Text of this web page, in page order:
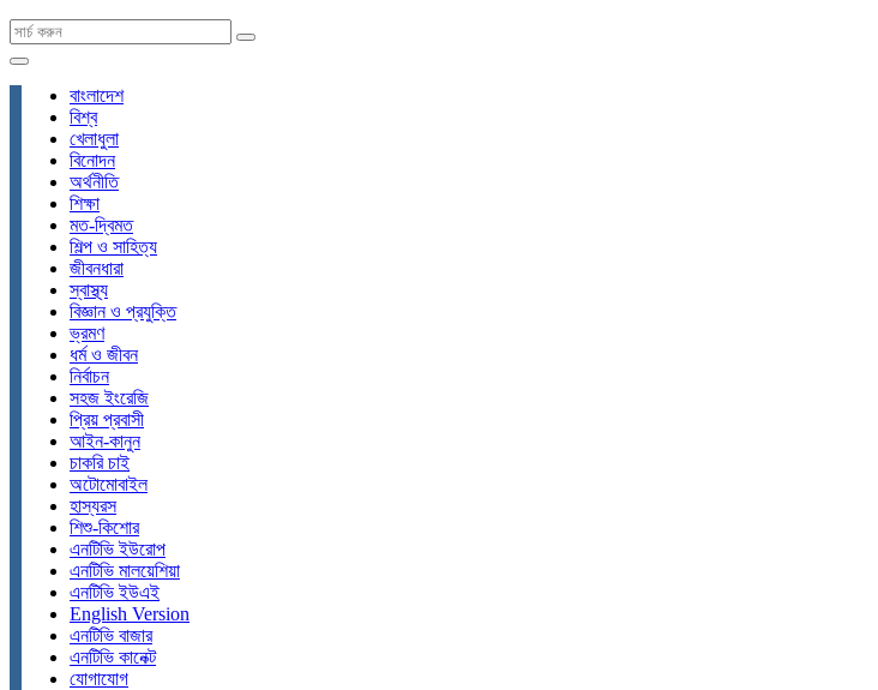
বাংলাদেশ
বিশ্ব
খেলাধুলা
বিনোদন
অর্থনীতি
শিক্ষা
মত-দ্বিমত
শিল্প ও সাহিত্য
জীবনধারা
স্বাস্থ্য
বিজ্ঞান ও প্রযুক্তি
ভ্রমণ
ধর্ম ও জীবন
নির্বাচন
সহজ ইংরেজি
প্রিয় প্রবাসী
আইন-কানুন
চাকরি চাই
অটোমোবাইল
হাস্যরস
শিশু-কিশোর
এনটিভি ইউরোপ
এনটিভি মালয়েশিয়া
এনটিভি ইউএই
English Version
এনটিভি বাজার
এনটিভি কানেক্ট
যোগাযোগ